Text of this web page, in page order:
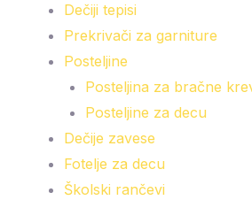
Dečiji tepisi
Prekrivači za garniture
Posteljine
Posteljina za bračne
Posteljine za decu
Dečije zavese
Fotelje za decu
Školski rančevi